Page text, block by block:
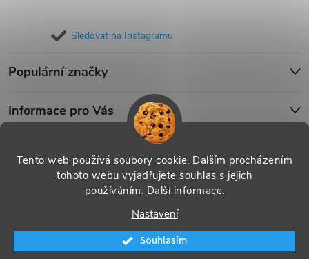
Tento web používá soubory cookie. Dalším procházením
tohoto webu vyjadřujete souhlas s jejich
používáním. Další informace.
Nastavení
Souhlasím
Sledovat na Instagramu
Populární značky
Informace pro Vás
Vytvořil Shoptet
Copyright 2026 . Všechna práva vyhrazena.
nastavení cookies